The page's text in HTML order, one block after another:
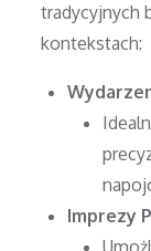
tradycyjnych
kontekstach:
Imprezy